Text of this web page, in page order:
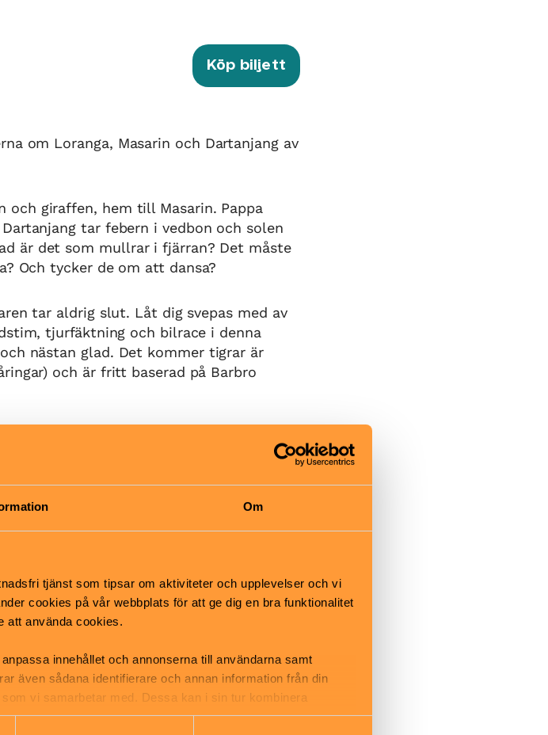
Om
tjänst som tipsar om aktiviteter och upplevelser och vi
cookies på vår webbplats för att ge dig en bra funktionalitet
att använda cookies.
innehållet och annonserna till användarna samt
även sådana identifierare och annan information från din
vi samarbetar med. Dessa kan i sin tur kombinera
eller som de har samlat in när du har använt deras tjänster.
Köp biljett
om Loranga, Masarin och Dartanjang av
och giraffen, hem till Masarin. Pappa
tar febern i vedbon och solen
är det som mullrar i fjärran? Det måste
Och tycker de om att dansa?
tar aldrig slut. Låt dig svepas med av
tjurfäktning och bilrace i denna
nästan glad. Det kommer tigrar är
och är fritt baserad på Barbro